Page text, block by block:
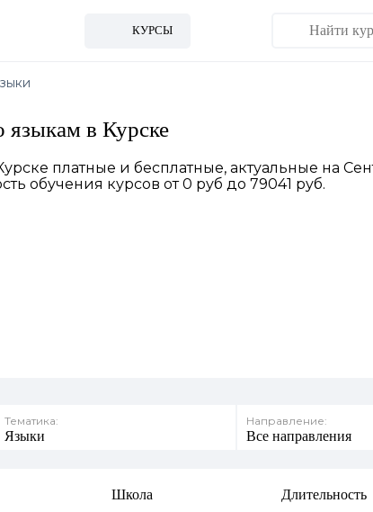
КУРСЫ
языкам в Курске
платные и бесплатные, актуальные на
обучения курсов от 0 руб до 79041 руб.
Тематика:
Языки
Направление:
Все направления
Школа Длительность